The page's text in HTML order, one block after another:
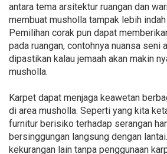
antara tema arsitektur ruangan dan
membuat musholla tampak lebih
Pemilihan corak pun dapat
pada ruangan, contohnya nuansa seni
dipastikan kalau jemaah akan makin
musholla.
Karpet dapat menjaga keawetan
di area musholla. Seperti yang kita
furnitur berisiko terhadap serangan
bersinggungan langsung dengan
kekurangan lain tanpa penggunaan